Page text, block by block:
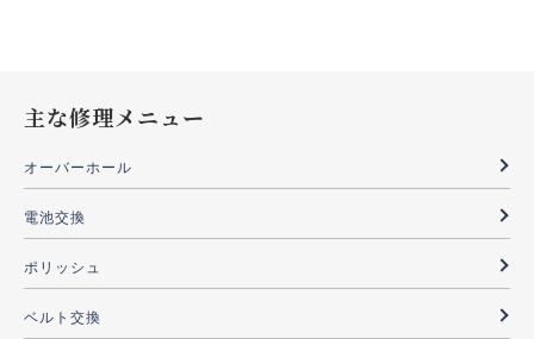
主な修理メニュー
オーバーホール
電池交換
ポリッシュ
ベルト交換